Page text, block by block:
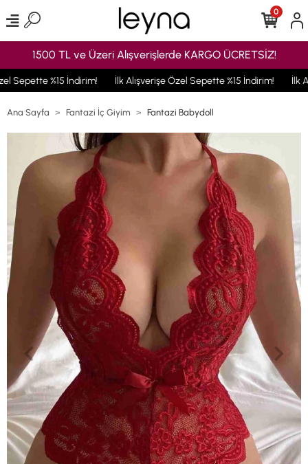
1500 TL ve Üzeri Alışverişlerde KARGO ÜCRETSİZ!
Sepette %15 İndirim! İlk Alışverişe Özel Sepette %15 İndirim! İlk
0
Ana Sayfa Fantazi İç Giyim Fantazi Babydoll